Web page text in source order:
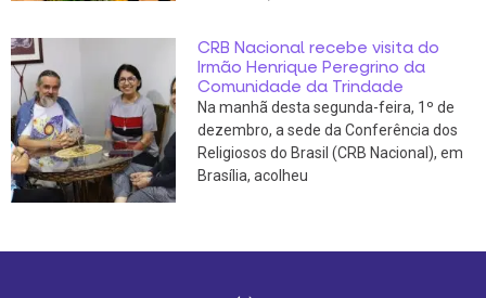
CRB Nacional recebe visita do
Irmão Henrique Peregrino da
Comunidade da Trindade
Na manhã desta segunda-feira, 1º de
dezembro, a sede da Conferência dos
Religiosos do Brasil (CRB Nacional), em
Brasília, acolheu